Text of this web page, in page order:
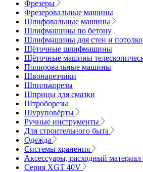
Фрезеры
Фрезеровальные машины
Шлифовальные машины
Шлифмашины по бетону
Шлифмашины для стен и
Щёточные шлифмашины
Щёточные машины
Полировальные машины
Швонарезчики
Шпилькорезы
Шприцы для смазки
Штроборезы
Шуруповёрты
Ручные инструменты
Для строительного быта
Одежда
Системы хранения
Аксессуары, расходный материал
Серия XGT 40V